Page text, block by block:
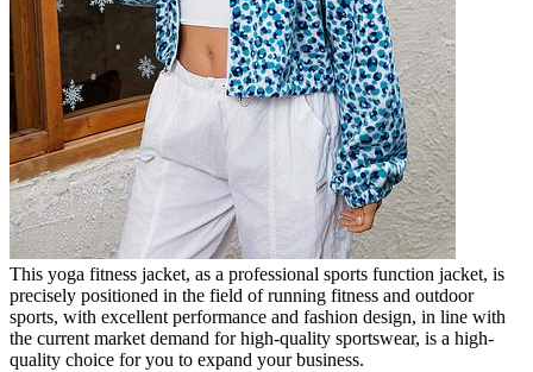
This yoga fitness jacket, as a professional sports function jacket, is
precisely positioned in the field of running fitness and outdoor
sports, with excellent performance and fashion design, in line with
the current market demand for high-quality sportswear, is a high-
quality choice for you to expand your business.